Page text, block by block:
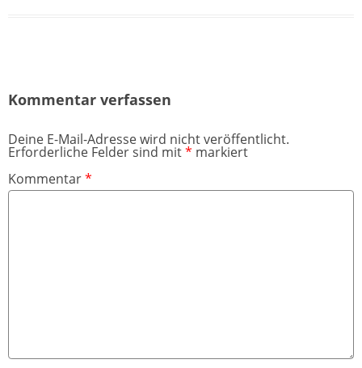
Kommentar verfassen
Deine E-Mail-Adresse wird nicht veröffentlicht.
Erforderliche Felder sind mit* markiert
Kommentar*